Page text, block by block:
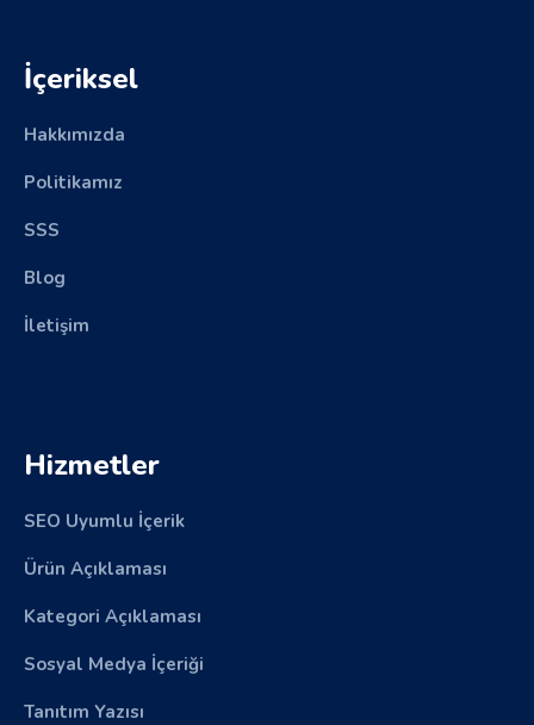
İçeriksel
Hakkımızda
Politikamız
SSS
Blog
İletişim
Hizmetler
SEO Uyumlu İçerik
Ürün Açıklaması
Kategori Açıklaması
Sosyal Medya İçeriği
Tanıtım Yazısı